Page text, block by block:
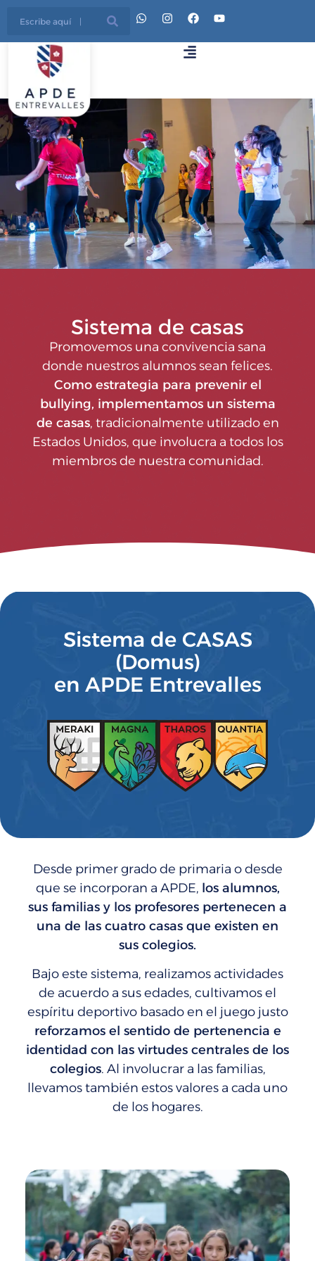
Sistema de casas
Promovemos una convivencia sana
donde nuestros alumnos sean felices.
Como estrategia para prevenir el
bullying, implementamos un sistema
de casas, tradicionalmente utilizado en
Estados Unidos, que involucra a todos los
miembros de nuestra comunidad.
Sistema de CASAS
(Domus)
en APDE Entrevalles
Desde primer grado de primaria o desde
que se incorporan a APDE, los alumnos,
sus familias y los profesores pertenecen a
una de las cuatro casas que existen en
sus colegios.
Bajo este sistema, realizamos actividades
de acuerdo a sus edades, cultivamos el
espíritu deportivo basado en el juego justo
reforzamos el sentido de pertenencia e
identidad con las virtudes centrales de los
colegios. Al involucrar a las familias,
llevamos también estos valores a cada uno
de los hogares.